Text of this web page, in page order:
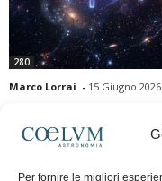
Per fornire le migliori
280
Marco Lorrai - 15 Giugno 2026
moderna: due particelle
la distanza che le separa. Gli
previsioni della meccanica